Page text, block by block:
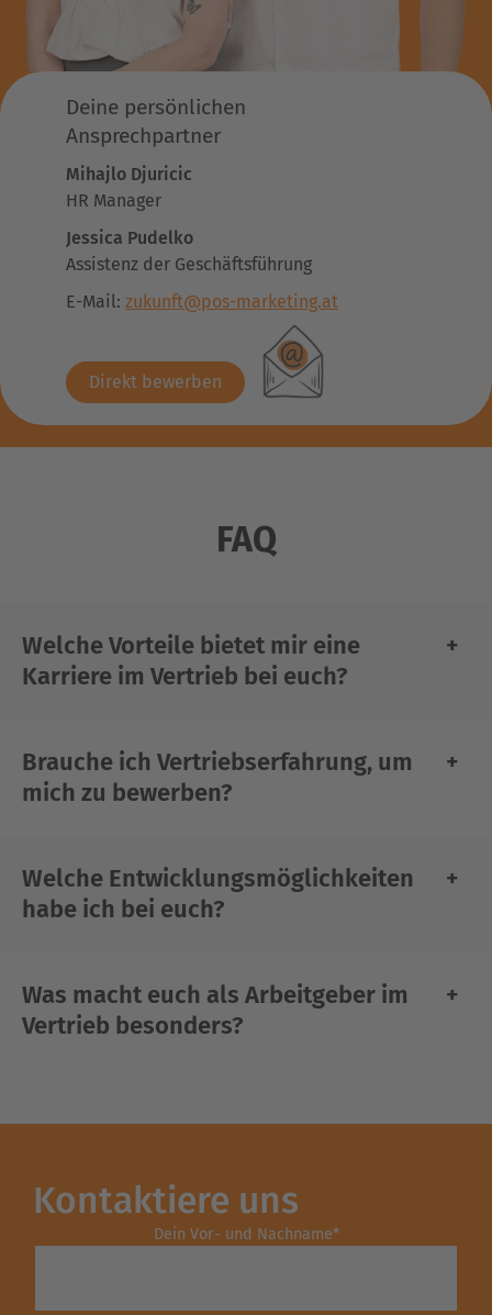
Deine persönlichen
Ansprechpartner
Mihajlo Djuricic
HR Manager
Jessica Pudelko
Assistenz der Geschäftsführung
E-Mail: zukunft@pos-marketing.at
Direkt bewerben
FAQ
Welche Vorteile bietet mir eine
Karriere im Vertrieb bei euch?
Brauche ich Vertriebserfahrung, um
mich zu bewerben?
Welche Entwicklungsmöglichkeiten
habe ich bei euch?
Was macht euch als Arbeitgeber im
Vertrieb besonders?
Kontaktiere uns
Dein Vor- und Nachname*